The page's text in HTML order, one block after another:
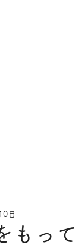
もっ
日